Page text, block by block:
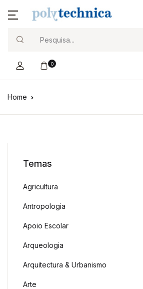
0
Home
Temas
Agricultura
Antropologia
Apoio Escolar
Arqueologia
Arquitectura & Urbanismo
Arte